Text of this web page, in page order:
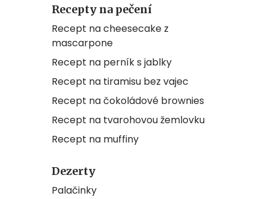
Recepty na pečení
Recept na cheesecake z
mascarpone
Recept na perník s jablky
Recept na tiramisu bez vajec
Recept na čokoládové brownies
Recept na tvarohovou žemlovku
Recept na muffiny
Dezerty
Palačinky